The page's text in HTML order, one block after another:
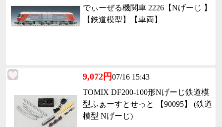
でぃーぜる機関車 2226【Nげーじ 】
【鉄道模型】【車両】
9,072円07/16 15:43
TOMIX DF200-100形Nげーじ鉄道模
型ふぁーすとせっと 【90095】 (鉄道
模型 Nげーじ)